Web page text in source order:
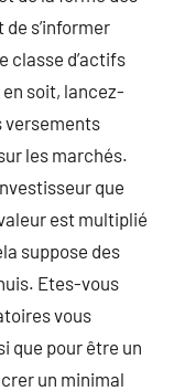
s’informer
classe d’actifs
en soit, lancez-
versements
les marchés.
que
est multiplié
suppose des
Etes-vous
vous
que pour être un
un minimal